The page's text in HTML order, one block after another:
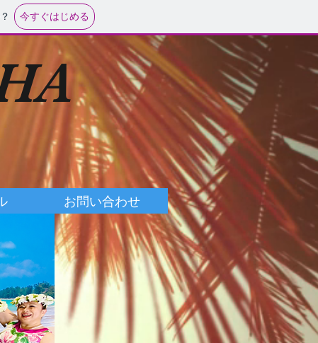
今すぐはじめる
お問い合わせ